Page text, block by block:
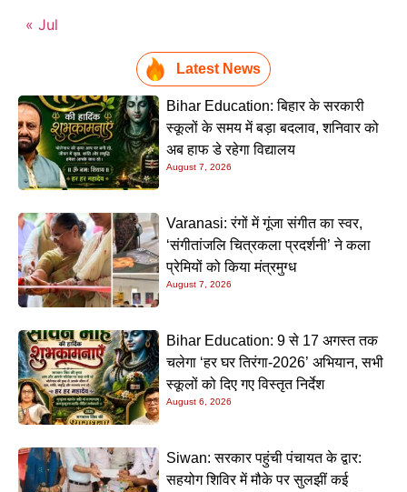
« Jul
Latest News
Bihar Education: बिहार के सरकारी
स्कूलों के समय में बड़ा बदलाव, शनिवार को
अब हाफ डे रहेगा विद्यालय
August 7, 2026
Varanasi: रंगों में गूंजा संगीत का स्वर,
‘संगीतांजलि चित्रकला प्रदर्शनी’ ने कला
प्रेमियों को किया मंत्रमुग्ध
August 7, 2026
Bihar Education: 9 से 17 अगस्त तक
चलेगा ‘हर घर तिरंगा-2026’ अभियान, सभी
स्कूलों को दिए गए विस्तृत निर्देश
August 6, 2026
Siwan: सरकार पहुंची पंचायत के द्वार:
सहयोग शिविर में मौके पर सुलझीं कई